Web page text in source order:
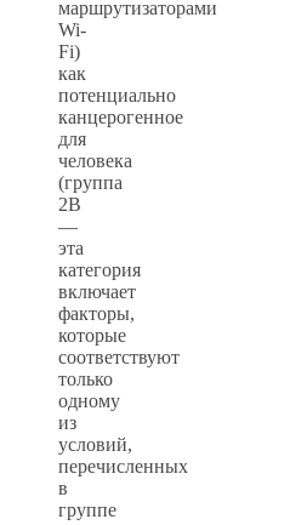
маршрутизаторами
Wi-
Fi)
как
потенциально
канцерогенное
для
человека
(группа
2B
—
эта
категория
включает
факторы,
которые
соответствуют
только
одному
из
условий,
перечисленных
в
группе